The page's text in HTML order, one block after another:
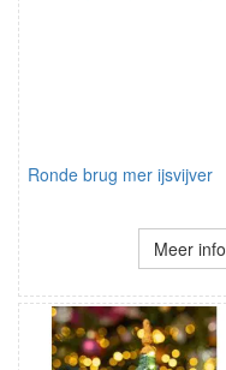
Ronde brug mer ijsvijver
Meer info